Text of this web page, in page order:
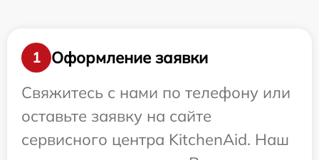
1
Оформление заявки
Свяжитесь с нами по телефону или
оставьте заявку на сайте
сервисного центра KitchenAid. Наш